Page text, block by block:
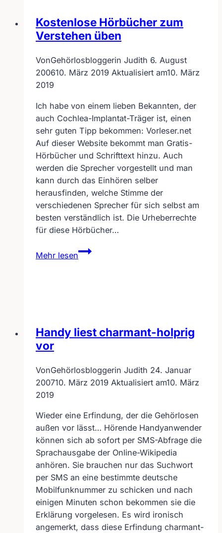
Kostenlose Hörbücher zum
Verstehen üben
VonGehörlosbloggerin Judith 6. August
200610. März 2019 Aktualisiert am10. März
2019
Ich habe von einem lieben Bekannten, der
auch Cochlea-Implantat-Träger ist, einen
sehr guten Tipp bekommen: Vorleser.net
Auf dieser Website bekommt man Gratis-
Hörbücher und Schrifttext hinzu. Auch
werden die Sprecher vorgestellt und man
kann durch das Einhören selber
herausfinden, welche Stimme der
verschiedenen Sprecher für sich selbst am
besten verständlich ist. Die Urheberrechte
für diese Hörbücher…
Mehr lesen
Kostenlose
Hörbücher
Handy liest charmant-holprig
vor
VonGehörlosbloggerin Judith 24. Januar
200710. März 2019 Aktualisiert am10. März
2019
Wieder eine Erfindung, der die Gehörlosen
außen vor lässt… Hörende Handyanwender
können sich ab sofort per SMS-Abfrage die
Sprachausgabe der Online-Wikipedia
anhören. Sie brauchen nur das Suchwort
per SMS an eine bestimmte deutsche
Mobilfunknummer zu schicken und nach
einigen Minuten schon bekommen sie die
Erklärung vorgelesen. Es wird ironisch
angemerkt, dass diese Erfindung charmant-